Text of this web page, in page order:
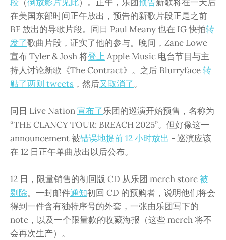
在美国东部时间正午放出，预告的新歌片段正是之前
BF 放出的导歌片段。同日 Paul Meany 也在 IG 快拍转
发了歌曲片段，证实了他的参与。晚间，Zane Lowe
宣布 Tyler & Josh 将登上 Apple Music 电台节目与主
持人讨论新歌《The Contract》。之后 Blurryface转
贴了两则 tweets ，然后又取消了。
同日 Live Nation宣布了乐团的巡演开始预售，名称为
“THE CLANCY TOUR: BREACH 2025”。但好像这一
announcement 被错误地提前 12 小时放出 - 巡演应该
在 12 日正午单曲放出以后公布。
12 日，限量销售的初回版 CD 从乐团 merch store被
剔除。一封邮件通知初回 CD 的预购者，说明他们将会
得到一件含有独特序号的外套，一张由乐团写下的
note，以及一个限量款的收藏海报（这些 merch 将不
会再次生产）。